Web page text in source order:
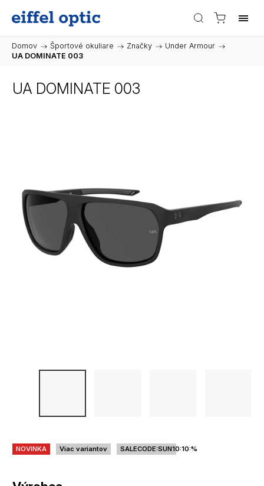
Domov / Športové okuliare / Značky / Under Armour /
UA DOMINATE 003
UA DOMINATE 003
NOVINKA Viac variantov SALECODE:SUN10:10:%